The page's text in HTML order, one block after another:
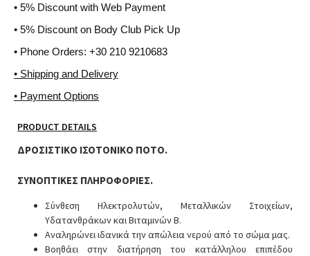
• 5% Discount with Web Payment
• 5% Discount on Body Club Pick Up
• Phone Orders: +30 210 9210683
• Shipping and Delivery
• Payment Options
PRODUCT DETAILS
ΔΡΟΣΙΣΤΙΚΟ ΙΣΟΤΟΝΙΚΟ ΠΟΤΟ.
ΣΥΝΟΠΤΙΚΕΣ ΠΛΗΡΟΦΟΡΙΕΣ.
Σύνθεση Ηλεκτρολυτών, Μεταλλικών Στοιχείων,
Υδατανθράκων και Βιταμινών B.
Αναληρώνει ιδανικά την απώλεια νερού από το σώμα μας.
Βοηθάει στην διατήρηση του κατάλληλου επιπέδου